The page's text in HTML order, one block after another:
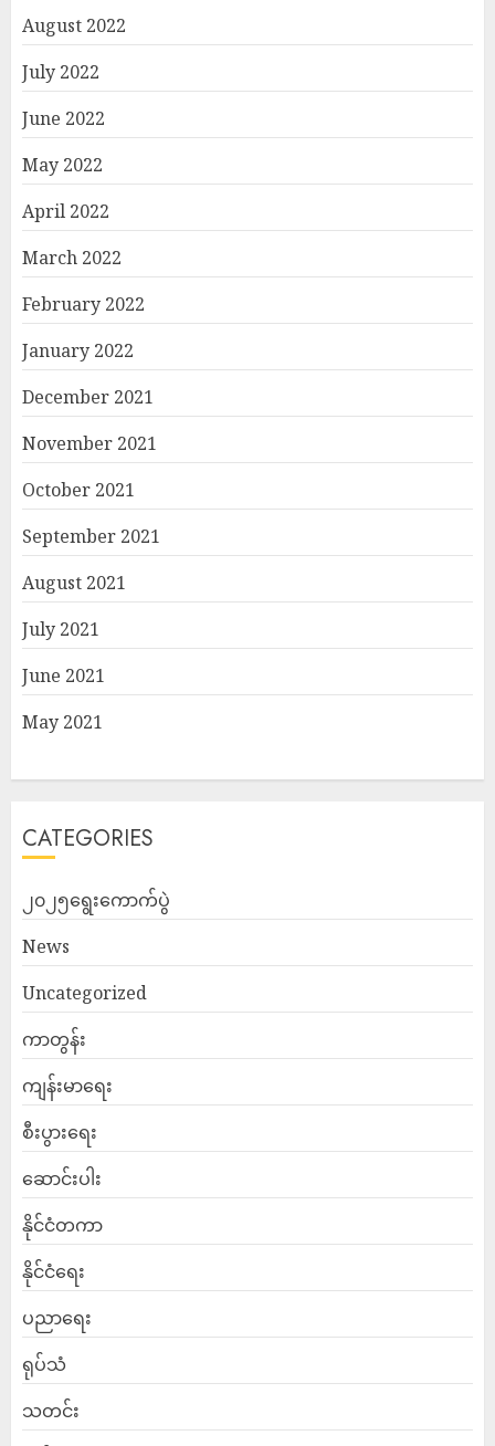
August 2022
July 2022
June 2022
May 2022
April 2022
March 2022
February 2022
January 2022
December 2021
November 2021
October 2021
September 2021
August 2021
July 2021
June 2021
May 2021
CATEGORIES
၂၀၂၅ရွေးကောက်ပွဲ
News
Uncategorized
ကာတွန်း
ကျန်းမာရေး
စီးပွားရေး
ဆောင်းပါး
နိုင်ငံတကာ
နိုင်ငံရေး
ပညာရေး
ရုပ်သံ
သတင်း